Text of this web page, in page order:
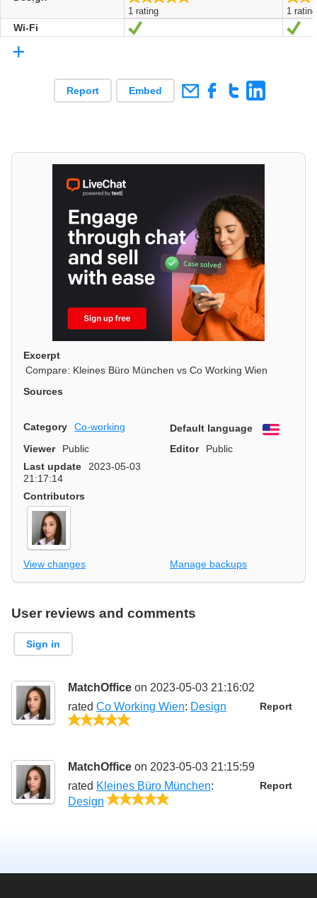
1 rating 1 rating
Wi-Fi Ja Ja
+
Report Embed
Excerpt
Compare: Kleines Büro München vs Co Working Wien
Sources
Category Co-working Default language
English
Viewer
Public Editor
Public
Last update
2023-05-03
21:17:14
Contributors
View changes Manage backups
User reviews and comments
Sign in
MatchOffice on 2023-05-03 21:16:02
Report
rated Co Working Wien: Design
MatchOffice on 2023-05-03 21:15:59
Report
rated Kleines Büro München:
Design